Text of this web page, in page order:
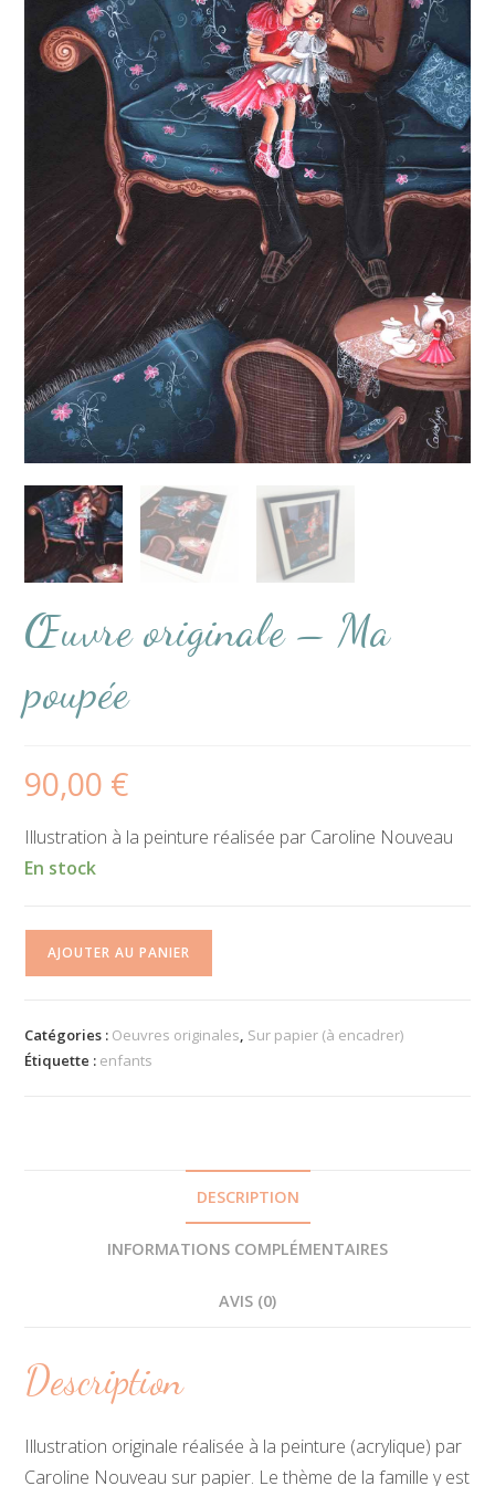
Œuvre originale – Ma
poupée
90,00 €
Illustration à la peinture réalisée par Caroline Nouveau
En stock
originale
-
AJOUTER AU PANIER
Catégories : Oeuvres originales, Sur papier (à encadrer)
Étiquette : enfants
DESCRIPTION
INFORMATIONS COMPLÉMENTAIRES
AVIS (0)
Description
Illustration originale réalisée à la peinture (acrylique) par
Caroline Nouveau sur papier. Le thème de la famille y est